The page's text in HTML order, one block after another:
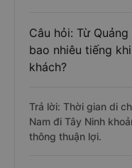
Câu hỏi: Từ
bao nhiêu tiếng
khách?
Trả lời: Thời gian di
Nam đi Tây Ninh
thông thuận lợi.